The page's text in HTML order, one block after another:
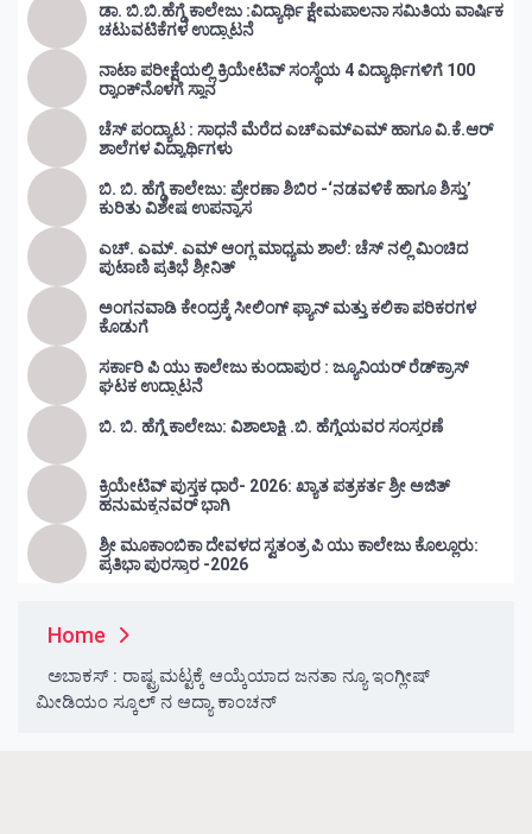
ಡಾ. ಬಿ.ಬಿ.ಹೆಗ್ಡೆ ಕಾಲೇಜು :ವಿದ್ಯಾರ್ಥಿ ಕ್ಷೇಮಪಾಲನಾ ಸಮಿತಿಯ ವಾರ್ಷಿಕ
ಚಟುವಟಿಕೆಗಳ ಉದ್ಘಾಟನೆ
ನಾಟಾ ಪರೀಕ್ಷೆಯಲ್ಲಿ ಕ್ರಿಯೇಟಿವ್ ಸಂಸ್ಥೆಯ 4 ವಿದ್ಯಾರ್ಥಿಗಳಿಗೆ 100
ರ‍್ಯಾಂಕ್‌ನೊಳಗೆ ಸ್ಥಾನ
ಚೆಸ್ ಪಂದ್ಯಾಟ : ಸಾಧನೆ ಮೆರೆದ ಎಚ್ಎಮ್ಎಮ್ ಹಾಗೂ ವಿ.ಕೆ.ಆರ್
ಶಾಲೆಗಳ ವಿದ್ಯಾರ್ಥಿಗಳು
ಬಿ. ಬಿ. ಹೆಗ್ಡೆ ಕಾಲೇಜು: ಪ್ರೇರಣಾ ಶಿಬಿರ -‘ನಡವಳಿಕೆ ಹಾಗೂ ಶಿಸ್ತು’
ಕುರಿತು ವಿಶೇಷ ಉಪನ್ಯಾಸ
ಎಚ್. ಎಮ್. ಎಮ್ ಆಂಗ್ಲ ಮಾಧ್ಯಮ ಶಾಲೆ: ಚೆಸ್ ನಲ್ಲಿ ಮಿಂಚಿದ
ಪುಟಾಣಿ ಪ್ರತಿಭೆ ಶ್ರೀನಿತ್
ಅಂಗನವಾಡಿ ಕೇಂದ್ರಕ್ಕೆ ಸೀಲಿಂಗ್ ಫ್ಯಾನ್ ಮತ್ತು ಕಲಿಕಾ ಪರಿಕರಗಳ
ಕೊಡುಗೆ
ಸರ್ಕಾರಿ ಪಿ ಯು ಕಾಲೇಜು ಕುಂದಾಪುರ : ಜ್ಯೂನಿಯರ್‌ ರೆಡ್‌ಕ್ರಾಸ್‌
ಘಟಕ ಉದ್ಘಾಟನೆ
ಬಿ. ಬಿ. ಹೆಗ್ಡೆ ಕಾಲೇಜು: ವಿಶಾಲಾಕ್ಷಿ .ಬಿ. ಹೆಗ್ಡೆಯವರ ಸಂಸ್ಮರಣೆ
ಕ್ರಿಯೇಟಿವ್ ಪುಸ್ತಕ ಧಾರೆ- 2026: ಖ್ಯಾತ ಪತ್ರಕರ್ತ ಶ್ರೀ ಅಜಿತ್
ಹನುಮಕ್ಕನವರ್ ಭಾಗಿ
ಶ್ರೀ ಮೂಕಾಂಬಿಕಾ ದೇವಳದ ಸ್ವತಂತ್ರ ಪಿ ಯು ಕಾಲೇಜು ಕೊಲ್ಲೂರು:
ಪ್ರತಿಭಾ ಪುರಸ್ಕಾರ -2026
Home
ಅಬಾಕಸ್ : ರಾಷ್ಟ್ರಮಟ್ಟಕ್ಕೆ ಆಯ್ಕೆಯಾದ ಜನತಾ ನ್ಯೂ ಇಂಗ್ಲೀಷ್
ಮೀಡಿಯಂ ಸ್ಕೂಲ್ ನ ಆದ್ಯಾ ಕಾಂಚನ್